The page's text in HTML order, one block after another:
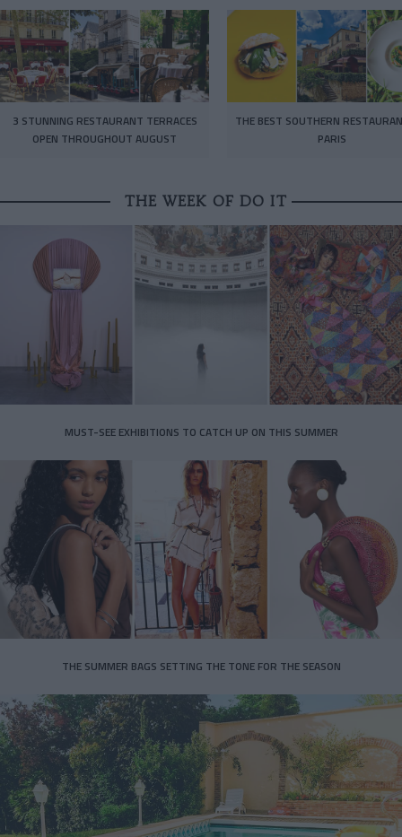
3 STUNNING RESTAURANT TERRACES
OPEN THROUGHOUT AUGUST
THE BEST SOUTHERN
PARIS
THE WEEK OF DO IT
MUST-SEE EXHIBITIONS TO CATCH UP ON THIS SUMMER
THE SUMMER BAGS SETTING THE TONE FOR THE SEASON